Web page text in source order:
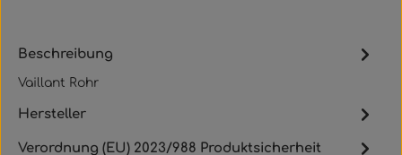
Beschreibung
Vaillant Rohr
Hersteller
Verordnung (EU) 2023/988 Produktsicherheit